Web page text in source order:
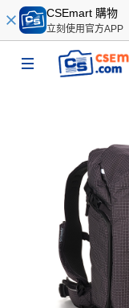
CSEmart 購物
立刻使用官方APP